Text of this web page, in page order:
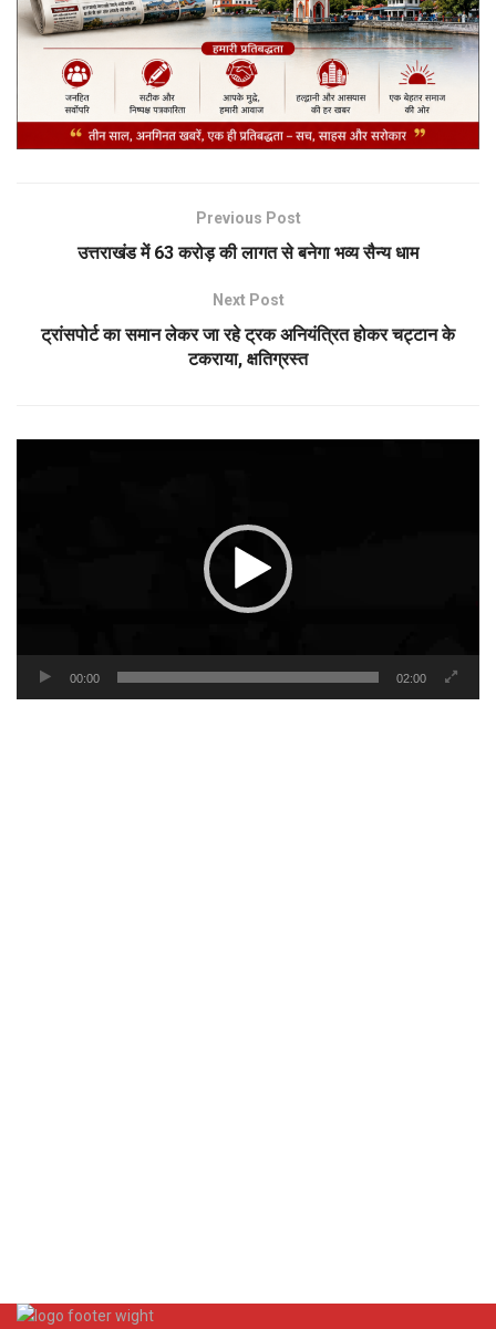
Previous Post
उत्तराखंड में 63 करोड़ की लागत से बनेगा भव्य सैन्य धाम
Next Post
ट्रांसपोर्ट का समान लेकर जा रहे ट्रक अनियंत्रित होकर चट्टान के
टकराया, क्षतिग्रस्त
00:00 02:00